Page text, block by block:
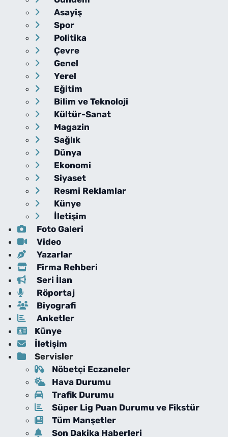
Asayiş
Spor
Politika
Çevre
Genel
Yerel
Eğitim
Bilim ve Teknoloji
Kültür-Sanat
Magazin
Sağlık
Dünya
Ekonomi
Siyaset
Resmi Reklamlar
Künye
İletişim
Foto Galeri
Video
Yazarlar
Firma Rehberi
Seri İlan
Röportaj
Biyografi
Anketler
Künye
İletişim
Servisler
Nöbetçi Eczaneler
Hava Durumu
Trafik Durumu
Süper Lig Puan Durumu ve Fikstür
Tüm Manşetler
Son Dakika Haberleri